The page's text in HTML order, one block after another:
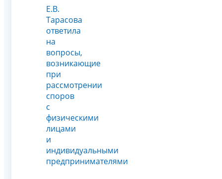
Е.В.
Тарасова
ответила
на
вопросы,
возникающие
при
рассмотрении
споров
с
физическими
лицами
и
индивидуальными
предпринимателями